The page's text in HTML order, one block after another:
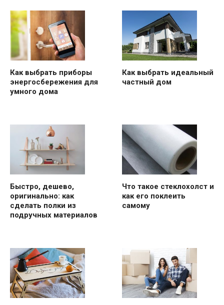
Как выбрать приборы
энергосбережения для
умного дома
Как выбрать идеальный
частный дом
Быстро, дешево,
оригинально: как
сделать полки из
подручных материалов
Что такое стеклохолст и
как его поклеить
самому